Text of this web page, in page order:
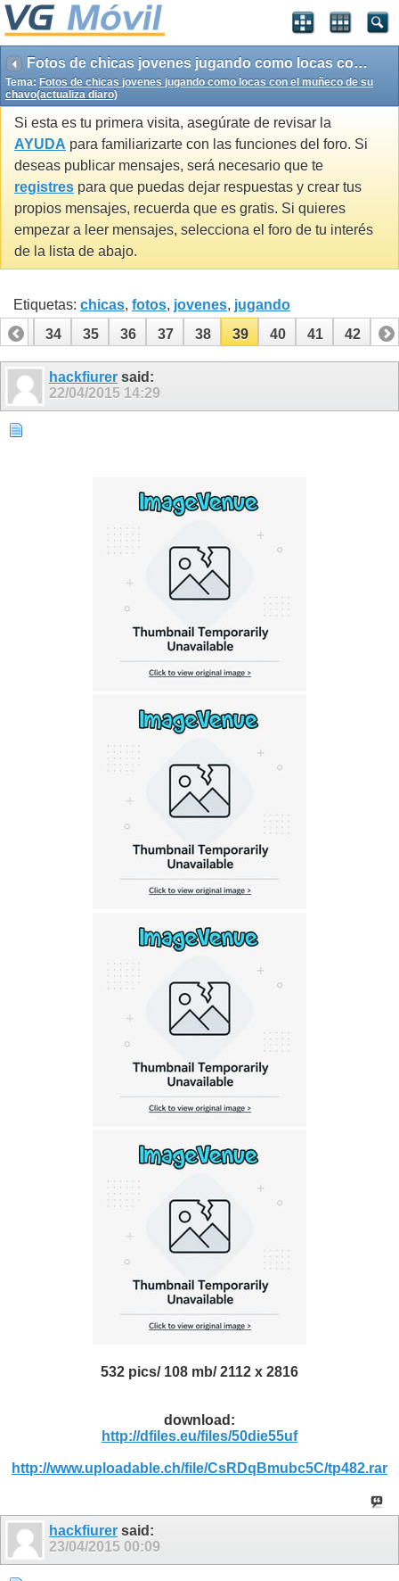
Fotos de chicas jovenes jugando como locas con el muñeco de su chavo(actualiza diaro)
Tema: Fotos de chicas jovenes jugando como locas con el muñeco de su
chavo(actualiza diaro)
Si esta es tu primera visita, asegúrate de revisar la
AYUDA para familiarizarte con las funciones del foro. Si
deseas publicar mensajes, será necesario que te
registres para que puedas dejar respuestas y crear tus
propios mensajes, recuerda que es gratis. Si quieres
empezar a leer mensajes, selecciona el foro de tu interés
de la lista de abajo.
Etiquetas: chicas, fotos, jovenes, jugando
33
34 35 36 37 38 39 40 41 42
hackfiurer said:
22/04/2015 14:29
532 pics/ 108 mb/ 2112 x 2816
download:
http://dfiles.eu/files/50die55uf
http://www.uploadable.ch/file/CsRDqBmubc5C/tp482.rar
hackfiurer said:
23/04/2015 00:09